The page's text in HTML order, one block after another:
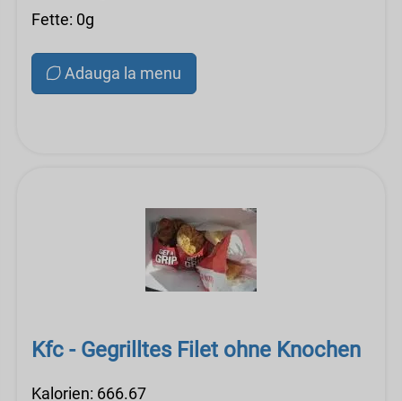
Fette: 0g
Adauga la menu
Kfc - Gegrilltes Filet ohne Knochen
Kalorien: 666.67